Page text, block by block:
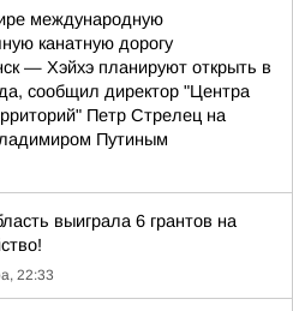
международную
канатную дорогу
— Хэйхэ планируют открыть в
сообщил директор "Центра
Петр Стрелец на
Путиным
выиграла 6 грантов на
22:33